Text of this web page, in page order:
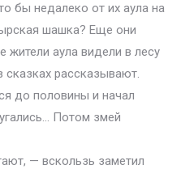
бы недалеко от их аула на
шашка? Еще они
жители аула видели в лесу
сказках рассказывают.
до половины и начал
Потом змей
— вскользь заметил